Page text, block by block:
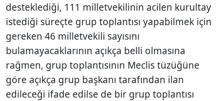
desteklediği, 111 milletvekilinin acilen kurultay
istediği süreçte grup toplantısı yapabilmek için
gereken 46 milletvekili sayısını
bulamayacaklarının açıkça belli olmasına
rağmen, grup toplantısının Meclis tüzüğüne
göre açıkça grup başkanı tarafından ilan
edileceği ifade edilse de bir grup toplantısı